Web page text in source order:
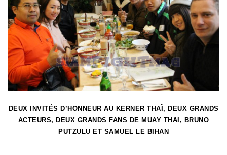
DEUX INVITÉS D’HONNEUR AU KERNER THAÏ, DEUX GRANDS
ACTEURS, DEUX GRANDS FANS DE MUAY THAI, BRUNO
PUTZULU ET SAMUEL LE BIHAN